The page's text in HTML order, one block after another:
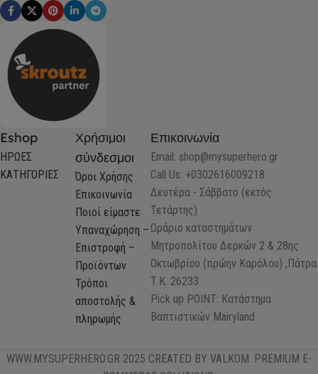
Eshop
ΗΡΩΕΣ
ΚΑΤΗΓΟΡΙΕΣ
Χρήσιμοι
σύνδεσμοι
Όροι Χρήσης
Επικοινωνία
Ποιοί είμαστε
Υπαναχώρηση –
Επιστροφή –
Προϊόντων
Τρόποι
αποστολής &
πληρωμής
Επικοινωνία
Email: shop@mysuperhero.gr
Call Us: +0302616009218
Δευτέρα - Σάββατο (εκτός
Τετάρτης)
Ωράριο καταστημάτων
Μητροπολίτου Δερκών 2 & 28ης
Οκτωβρίου (πρώην Καρόλου) ,Πάτρα
Τ.Κ. 26233
Pick up POINT: Κατάστημα
Βαπτιστικών Mairyland
WWW.MYSUPERHERO.GR 2025 CREATED BY VALKOM. PREMIUM E-